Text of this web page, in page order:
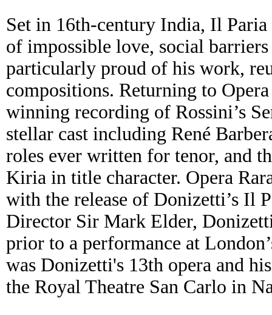
Set in 16th-century India, Il
of impossible love, social
particularly proud of his work,
compositions. Returning to
winning recording of Rossini’s
stellar cast including René
roles ever written for tenor, and
Kiria in title character. Opera
with the release of Donizetti’s Il
Director Sir Mark Elder,
prior to a performance at
was Donizetti's 13th opera and
the Royal Theatre San Carlo in